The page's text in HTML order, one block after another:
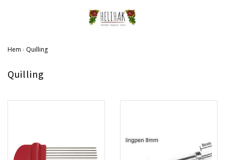
Hem › Quilling
Quilling